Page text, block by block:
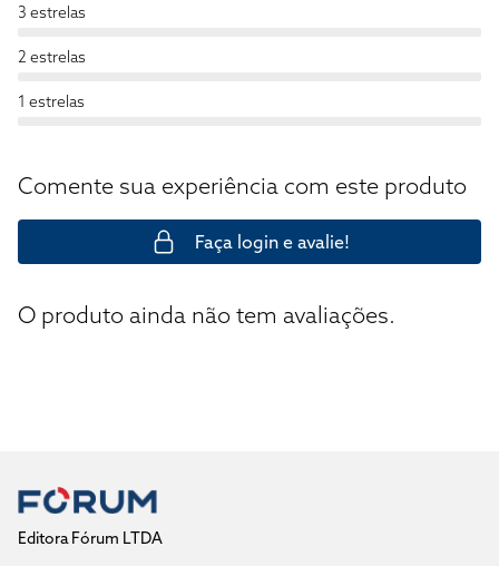
3 estrelas
2 estrelas
1 estrelas
Comente sua experiência com este produto
Faça login e avalie!
O produto ainda não tem avaliações.
Editora Fórum LTDA